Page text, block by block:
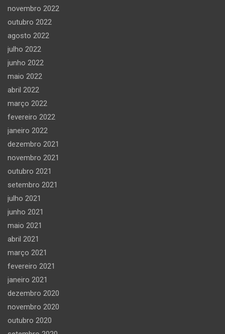
novembro 2022
outubro 2022
agosto 2022
julho 2022
junho 2022
maio 2022
abril 2022
março 2022
fevereiro 2022
janeiro 2022
dezembro 2021
novembro 2021
outubro 2021
setembro 2021
julho 2021
junho 2021
maio 2021
abril 2021
março 2021
fevereiro 2021
janeiro 2021
dezembro 2020
novembro 2020
outubro 2020